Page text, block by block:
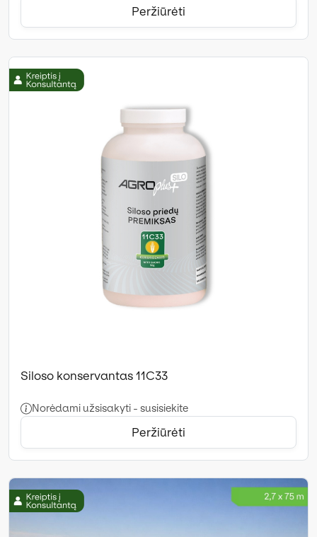
Peržiūrėti
Siloso konservantas 11C33
Norėdami užsisakyti - susisiekite
Peržiūrėti